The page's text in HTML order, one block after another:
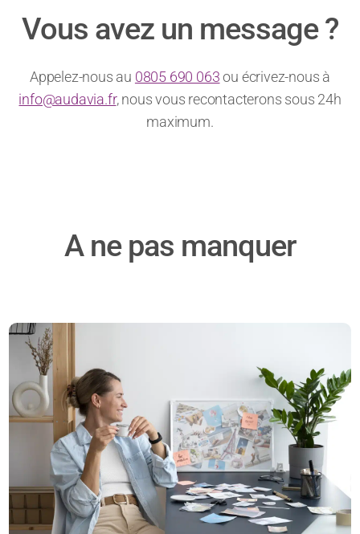
Vous avez un message ?
Appelez-nous au 0805 690 063ou écrivez-nous à
info@audavia.fr, nous vous recontacterons sous 24h
maximum.
A ne pas manquer